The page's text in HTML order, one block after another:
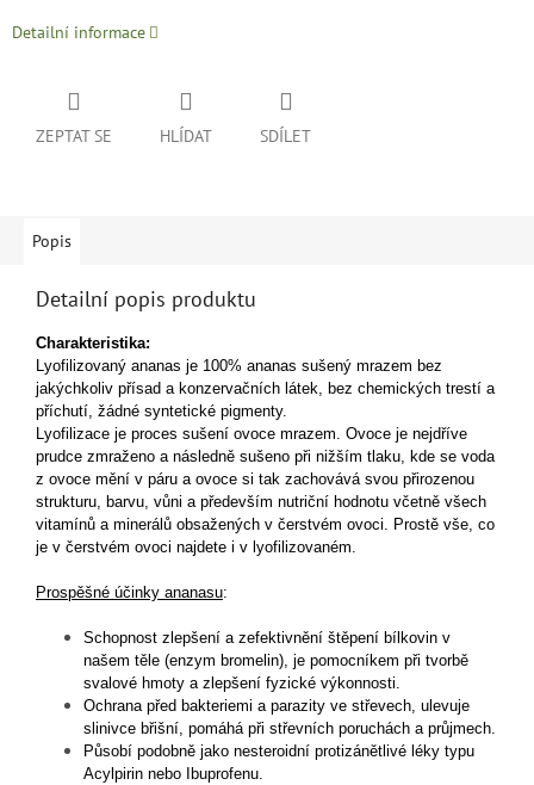
Detailní informace
ZEPTAT SE HLÍDAT SDÍLET
Popis
Detailní popis produktu
Charakteristika:
Lyofilizovaný ananas je 100% ananas sušený mrazem bez
jakýchkoliv přísad a konzervačních látek, bez chemických trestí a
příchutí, žádné syntetické pigmenty.
Lyofilizace je proces sušení ovoce mrazem. Ovoce je nejdříve
prudce zmraženo a následně sušeno při nižším tlaku, kde se voda
z ovoce mění v páru a ovoce si tak zachovává svou přirozenou
strukturu, barvu, vůni a především nutriční hodnotu včetně všech
vitamínů a minerálů obsažených v čerstvém ovoci. Prostě vše, co
je v čerstvém ovoci najdete i v lyofilizovaném.
Prospěšné účinky ananasu:
Schopnost zlepšení a zefektivnění štěpení bílkovin v
našem těle (enzym bromelin), je pomocníkem při tvorbě
svalové hmoty a zlepšení fyzické výkonnosti.
Ochrana před bakteriemi a parazity ve střevech, ulevuje
slinivce břišní, pomáhá při střevních poruchách a průjmech.
Působí podobně jako nesteroidní protizánětlivé léky typu
Acylpirin nebo Ibuprofenu.